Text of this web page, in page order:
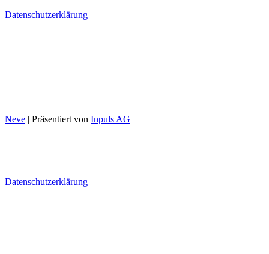
Datenschutzerklärung
Neve | Präsentiert von Inpuls AG
Datenschutzerklärung